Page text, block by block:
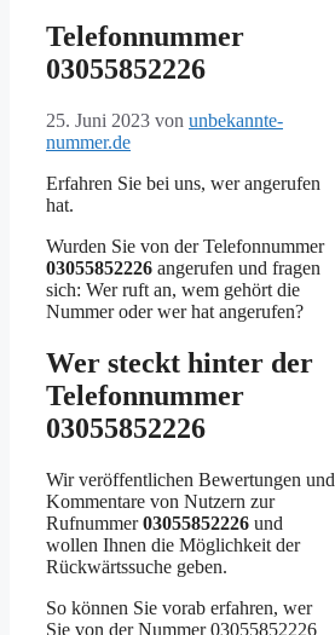
Telefonnummer
03055852226
25. Juni 2023 von unbekannte-
nummer.de
Erfahren Sie bei uns, wer angerufen
hat.
Wurden Sie von der Telefonnummer
03055852226 angerufen und fragen
sich: Wer ruft an, wem gehört die
Nummer oder wer hat angerufen?
Wer steckt hinter der
Telefonnummer
03055852226
Wir veröffentlichen Bewertungen und
Kommentare von Nutzern zur
Rufnummer03055852226 und
wollen Ihnen die Möglichkeit der
Rückwärtssuche geben.
So können Sie vorab erfahren, wer
Sie von der Nummer 03055852226